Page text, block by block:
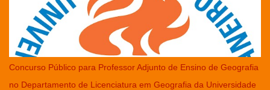
Concurso Público para Professor Adjunto de Ensino de Geografia
no Departamento de Licenciatura em Geografia da Universidade